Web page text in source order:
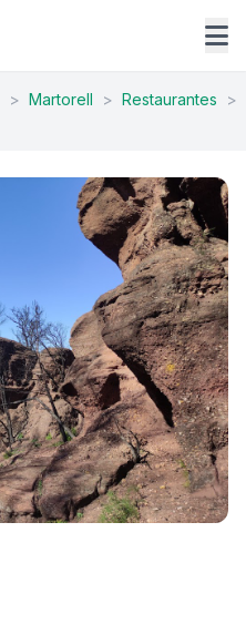
> Martorell > Restaurantes
>